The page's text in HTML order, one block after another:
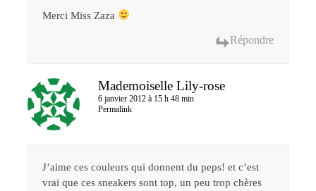
Merci Miss Zaza
Répondre
Mademoiselle Lily-rose
6 janvier 2012 à 15 h 48 min
Permalink
J’aime ces couleurs qui donnent du peps! et c’est
vrai que ces sneakers sont top, un peu trop chères